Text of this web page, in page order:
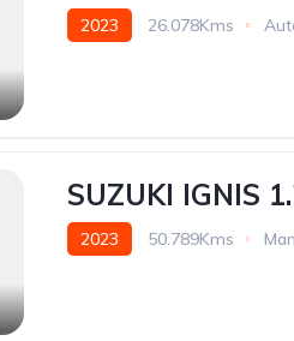
2023 26.078Kms
SUZUKI IGNIS
2023 50.789Kms